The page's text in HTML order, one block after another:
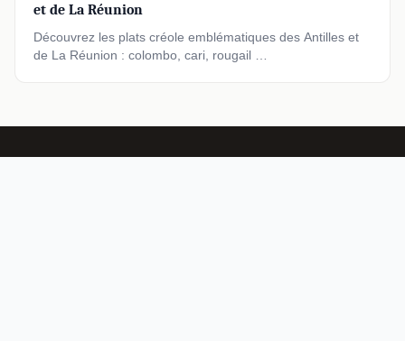
et de La Réunion
Découvrez les plats créole emblématiques des Antilles et
de La Réunion : colombo, cari, rougail …